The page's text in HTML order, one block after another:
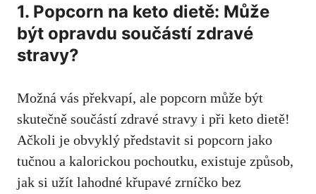
1. Popcorn na keto dietě: Může
být opravdu součástí zdravé
stravy?
Možná⁤ vás překvapí, ale popcorn může být
skutečně ​součástí zdravé stravy i při keto dietě!
Ačkoli je ‌obvyklý představit si popcorn jako
tučnou a kalorickou pochoutku, existuje způsob,
jak si užít lahodné křupavé zrníčko bez